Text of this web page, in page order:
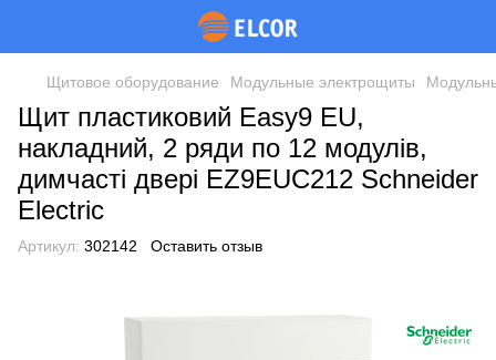
Щитовое оборудование Модульные электрощиты
Щит пластиковий Easy9 EU,
накладний, 2 ряди по 12 модулів,
димчасті двері EZ9EUC212 Schneider
Electric
Артикул: 302142 Оставить отзыв